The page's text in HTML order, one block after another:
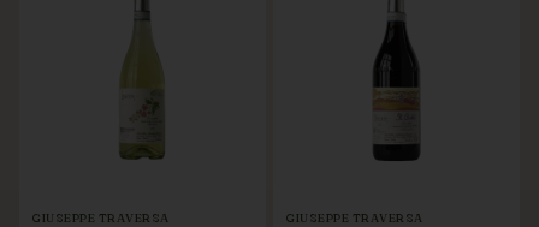
GIUSEPPE TRAVERSA GIUSEPPE TRAVERSA